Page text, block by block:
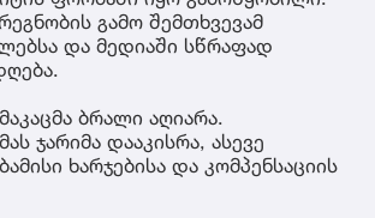
გამო შემთხვევამ
და მედიაში სწრაფად
ბრალი აღიარა.
ჯარიმა დააკისრა, ასევე
ხარჯებისა და კომპენსაციის